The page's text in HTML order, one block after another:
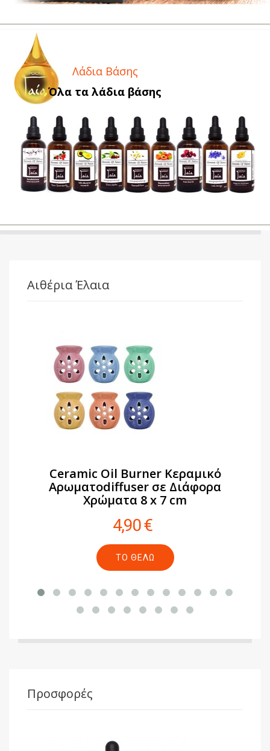
Λάδια Βάσης
Όλα τα λάδια βάσης
Αιθέρια Έλαια
Ceramic Oil Burner Κεραμικό
Αρωματοdiffuser σε Διάφορα
Χρώματα 8 x 7 cm
4,90 €
ΤΟ ΘΈΛΩ
Προσφορές